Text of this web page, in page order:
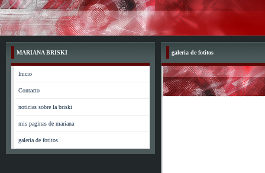
MARIANA BRISKI
Inicio
Contacto
noticias sobre la briski
mis paginas de mariana
galeria de fotitos
galeria de fotitos